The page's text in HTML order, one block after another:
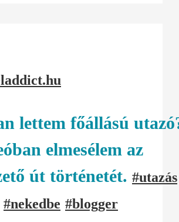
lettem főállású
elmesélem az
út történetét. #utazás
#nekedbe #blogger